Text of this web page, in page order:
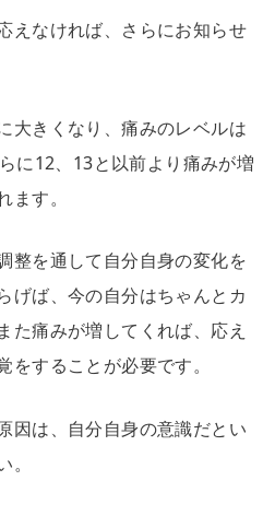
えなければ、さらにお知らせ
大きくなり、痛みのレベルは
に12、13と以前より痛みが増
ます。
整を通して自分自身の変化を
げば、今の自分はちゃんとカ
た痛みが増してくれば、応え
をすることが必要です。
因は、自分自身の意識だとい